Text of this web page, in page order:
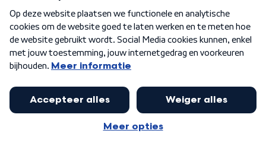
Algemene voorwaarden Privacybeleid